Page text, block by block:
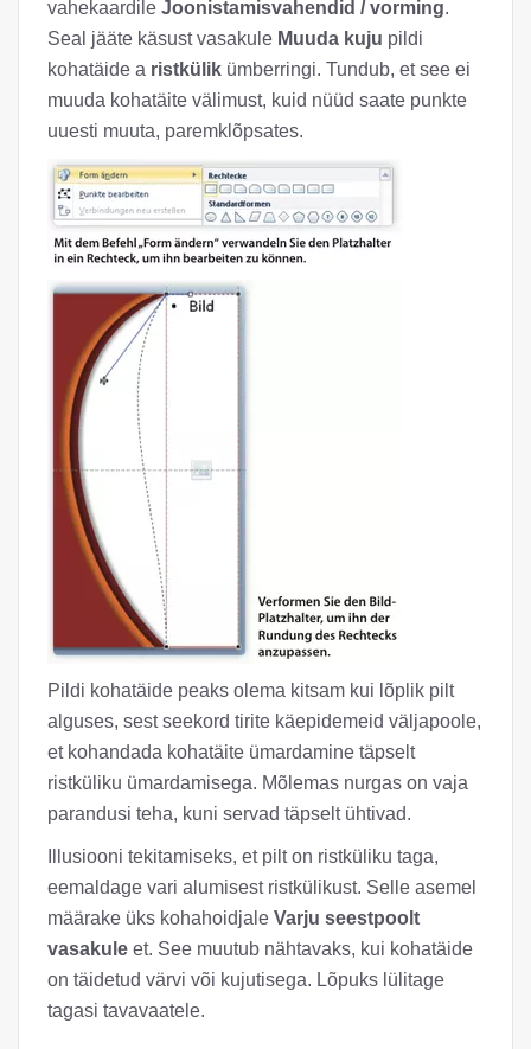
vahekaardile Joonistamisvahendid / vorming.
Seal jääte käsust vasakule Muuda kuju pildi
kohatäide a ristkülik ümberringi. Tundub, et see ei
muuda kohatäite välimust, kuid nüüd saate punkte
uuesti muuta, paremklõpsates.
Pildi kohatäide peaks olema kitsam kui lõplik pilt
alguses, sest seekord tirite käepidemeid väljapoole,
et kohandada kohatäite ümardamine täpselt
ristküliku ümardamisega. Mõlemas nurgas on vaja
parandusi teha, kuni servad täpselt ühtivad.
Illusiooni tekitamiseks, et pilt on ristküliku taga,
eemaldage vari alumisest ristkülikust. Selle asemel
määrake üks kohahoidjale Varju seestpoolt
vasakule et. See muutub nähtavaks, kui kohatäide
on täidetud värvi või kujutisega. Lõpuks lülitage
tagasi tavavaatele.